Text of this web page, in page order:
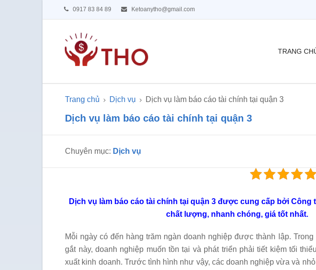
0917 83 84 89 Ketoanytho@gmail.com
TRANG
Trang chủ Dịch vụ Dịch vụ làm báo cáo tài chính tại quận 3
Dịch vụ làm báo cáo tài chính tại quận 3
Chuyên mục: Dịch vụ
Dịch vụ làm báo cáo tài chính tại quận 3 được cung cấp bởi Công
chất lượng, nhanh chóng, giá tốt nhất.
Mỗi ngày có đến hàng trăm ngàn doanh nghiệp được thành lập.
gắt này, doanh nghiệp muốn tồn tại và phát triển phải tiết kiệm tối
xuất kinh doanh. Trước tình hình như vậy, các doanh nghiệp vừa và